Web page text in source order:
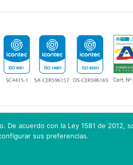
acuerdo con la Ley 1581 de 2012,
sus preferencias.